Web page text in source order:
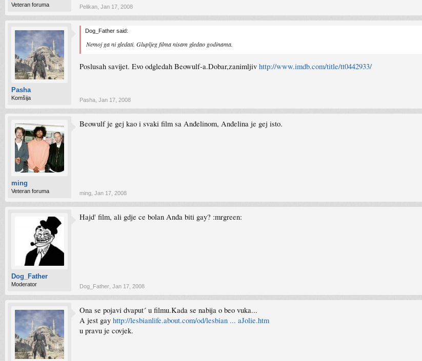
Veteran foruma Pelikan Jan 17, 2008
Pasha
Komšija
Dog_Father said:
Nemoj ga ni gledati. Glupljeg filma nisam gledao godinama.
Poslusah savijet. Evo odgledah Beowulf-a.Dobar,zanimljiv http://www.imdb.com/title/tt0442933/
Pasha Jan 17, 2008
ming
Veteran foruma
Beowulf je gej kao i svaki film sa Anđelinom, Anđelina je gej isto.
ming Jan 17, 2008
Dog_Father
Moderator
Hajd' film, ali gdje ce bolan Anđa biti gay? :mrgreen:
Dog_Father Jan 17, 2008
Ona se pojavi dvaput´ u filmu.Kada se nabija o beo vuka...
A jest gay http://lesbianlife.about.com/od/lesbian ... aJolie.htm
u pravu je covjek.